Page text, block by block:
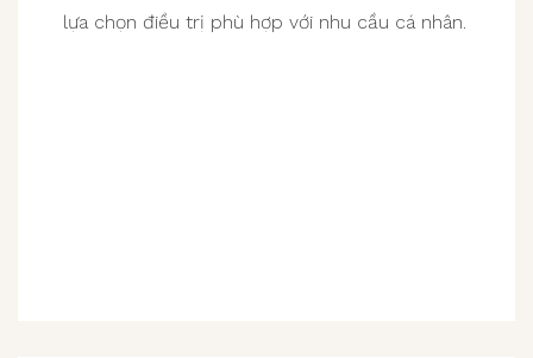
lựa chọn điều trị phù hợp với nhu cầu cá nhân.